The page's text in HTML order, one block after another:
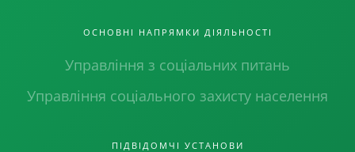
ОСНОВНІ НАПРЯМКИ ДІЯЛЬНОСТІ
Управління з соціальних питань
Управління соціального захисту населення
ПІДВІДОМЧІ УСТАНОВИ